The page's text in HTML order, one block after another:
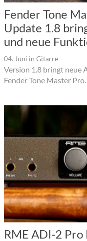
Fender Tone
Update 1.8
und neue
04. Juni in Gitarre
Version 1.8 bringt neue
Fender Tone Master
RME ADI-2